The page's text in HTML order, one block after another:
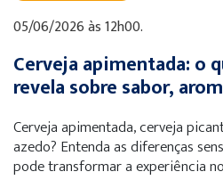
05/06/2026 às 12h00.
Cerveja apimentada: o
revela sobre sabor,
Cerveja apimentada, cerveja
azedo? Entenda as diferenças
pode transformar a experiência